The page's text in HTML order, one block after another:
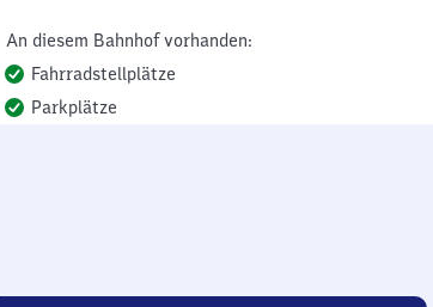
An diesem Bahnhof vorhanden:
Fahrradstellplätze
Parkplätze